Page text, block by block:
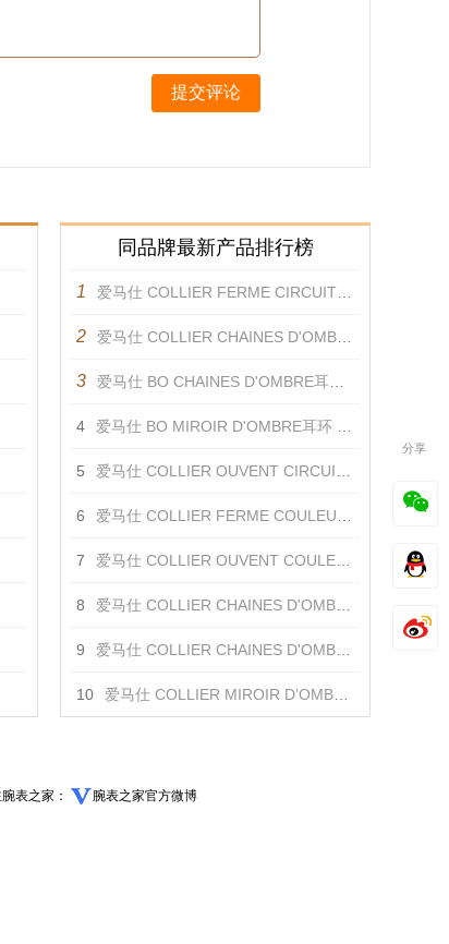
提交评论
同品牌最新产品排行榜
1 爱马仕 COLLIER FERME CIRCUIT DE LUMIERE项链 项链
2 爱马仕 COLLIER CHAINES D'OMBRE项链 项链
3 爱马仕 BO CHAINES D'OMBRE耳环 耳饰
4 爱马仕 BO MIROIR D'OMBRE耳环 耳饰
5 爱马仕 COLLIER OUVENT CIRCUIT DE LUMIERE项链 项链
6 爱马仕 COLLIER FERME COULEURS DU JOUR项链 项链
7 爱马仕 COLLIER OUVENT COULEURS DU JOUR 项链 项链
8 爱马仕 COLLIER CHAINES D'OMBRE项链 项链
9 爱马仕 COLLIER CHAINES D'OMBRE项链 项链
10 爱马仕 COLLIER MIROIR D’OMBRE项链 项链
表之家： 腕表之家官方微博
分享